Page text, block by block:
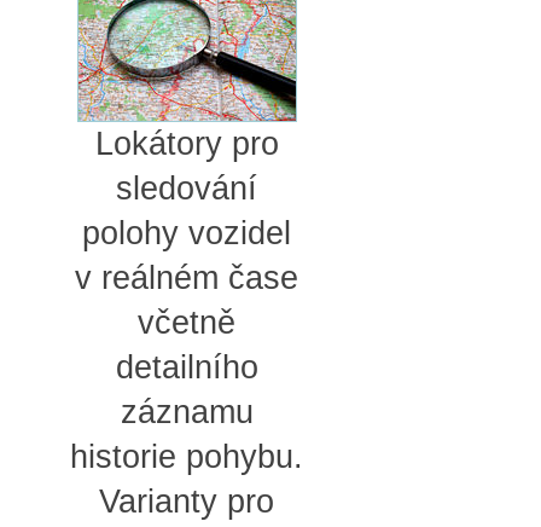
Lokátory pro
sledování
polohy vozidel
v reálném čase
včetně
detailního
záznamu
historie pohybu.
Varianty pro